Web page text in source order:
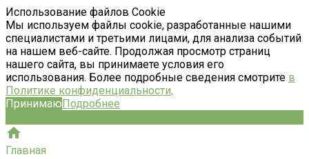
Использование файлов Cookie
Мы используем файлы cookie, разработанные нашими
специалистами и третьими лицами, для анализа событий
на нашем веб-сайте. Продолжая просмотр страниц
нашего сайта, вы принимаете условия его
использования. Более подробные сведения смотрите в
Политике конфиденциальности.
ПринимаюПодробнее
Главная